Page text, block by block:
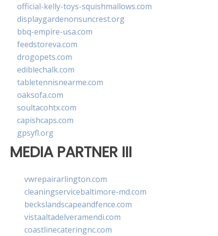
official-kelly-toys-squishmallows.com
displaygardenonsuncrest.org
bbq-empire-usa.com
feedstoreva.com
drogopets.com
ediblechalk.com
tabletennisnearme.com
oaksofa.com
soultacohtx.com
capishcaps.com
gpsyfl.org
MEDIA PARTNER III
vwrepairarlington.com
cleaningservicebaltimore-md.com
beckslandscapeandfence.com
vistaaltadelveramendi.com
coastlinecateringnc.com